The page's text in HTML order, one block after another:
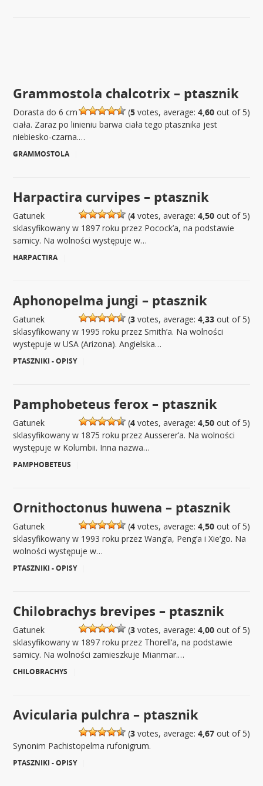
Grammostola chalcotrix – ptasznik
(5votes, average: 4,60out of 5)
Dorasta do 6 cm
ciała. Zaraz po linieniu barwa ciała tego ptasznika jest
niebiesko-czarna.…
GRAMMOSTOLA
Harpactira curvipes – ptasznik
(4votes, average: 4,50out of 5)
Gatunek
sklasyfikowany w 1897 roku przez Pocock’a, na podstawie
samicy. Na wolności występuje w…
HARPACTIRA
Aphonopelma jungi – ptasznik
(3votes, average: 4,33out of 5)
Gatunek
sklasyfikowany w 1995 roku przez Smith’a. Na wolności
występuje w USA (Arizona). Angielska…
PTASZNIKI - OPISY
Pamphobeteus ferox – ptasznik
(4votes, average: 4,50out of 5)
Gatunek
sklasyfikowany w 1875 roku przez Ausserer’a. Na wolności
występuje w Kolumbii. Inna nazwa…
PAMPHOBETEUS
Ornithoctonus huwena – ptasznik
(4votes, average: 4,50out of 5)
Gatunek
sklasyfikowany w 1993 roku przez Wang’a, Peng’a i Xie’go. Na
wolności występuje w…
PTASZNIKI - OPISY
Chilobrachys brevipes – ptasznik
(3votes, average: 4,00out of 5)
Gatunek
sklasyfikowany w 1897 roku przez Thorell’a, na podstawie
samicy. Na wolności zamieszkuje Mianmar.…
CHILOBRACHYS
Avicularia pulchra – ptasznik
(3votes, average: 4,67out of 5)
Synonim Pachistopelma rufonigrum.
PTASZNIKI - OPISY